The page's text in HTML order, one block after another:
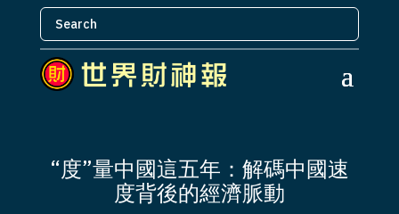
“度”量中國這五年：解碼中國速
度背後的經濟脈動